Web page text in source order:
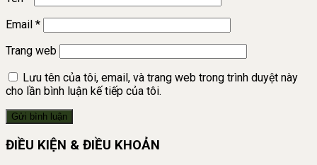
Email *
Trang web
Lưu tên của tôi, email, và trang web trong trình duyệt này
cho lần bình luận kế tiếp của tôi.
ĐIỀU KIỆN & ĐIỀU KHOẢN